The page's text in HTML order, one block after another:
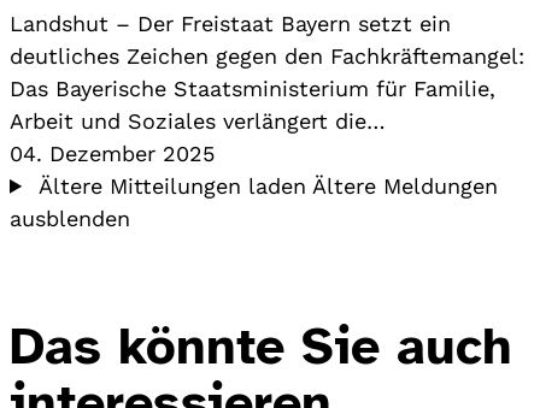
Landshut – Der Freistaat Bayern setzt ein
deutliches Zeichen gegen den Fachkräftemangel:
Das Bayerische Staatsministerium für Familie,
Arbeit und Soziales verlängert die…
04. Dezember 2025
Ältere Mitteilungen laden Ältere Meldungen
ausblenden
Das könnte Sie auch